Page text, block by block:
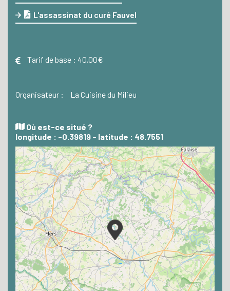
L'assassinat du curé Fauvel
Tarif de base : 40,00€
Organisateur : La Cuisine du Milieu
Où est-ce situé ?
longitude : -0.39819 - latitude : 48.7551